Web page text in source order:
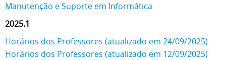
Manutenção e Suporte em Informática
2025.1
Horários dos Professores (atualizado em 24/09/2025)
Horários dos Professores (atualizado em 12/09/2025)